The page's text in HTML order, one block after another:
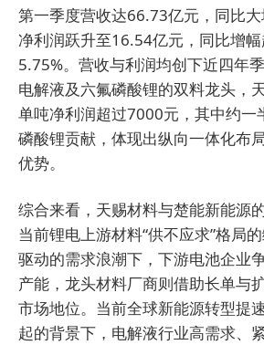
第一季度营收达66.73亿元，同比
净利润跃升至16.54亿元，同比增
5.75%。营收与利润均创下近四年
电解液及六氟磷酸锂的双料龙头，
单吨净利润超过7000元，其中约一
磷酸锂贡献，体现出纵向一体化布
优势。
综合来看，天赐材料与楚能新能源
当前锂电上游材料“供不应求”格局
驱动的需求浪潮下，下游电池企业
产能，龙头材料厂商则借助长单与
市场地位。当前全球新能源转型提
起的背景下，电解液行业高需求、